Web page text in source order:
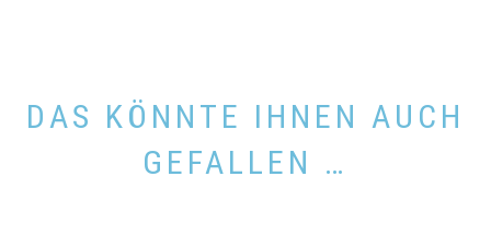
DAS KÖNNTE IHNEN AUCH
GEFALLEN …